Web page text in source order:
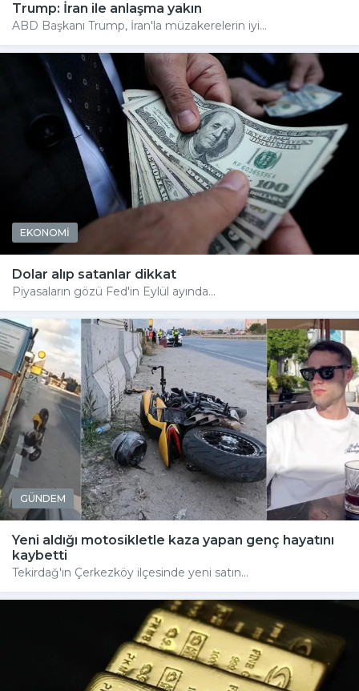
Trump: İran ile anlaşma yakın
ABD Başkanı Trump, İran'la müzakerelerin iyi...
EKONOMİ
Dolar alıp satanlar dikkat
Piyasaların gözü Fed'in Eylül ayında...
GÜNDEM
Yeni aldığı motosikletle kaza yapan genç hayatını
kaybetti
Tekirdağ'ın Çerkezköy ilçesinde yeni satın...